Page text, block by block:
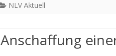
NLV Aktuell
Anschaffung